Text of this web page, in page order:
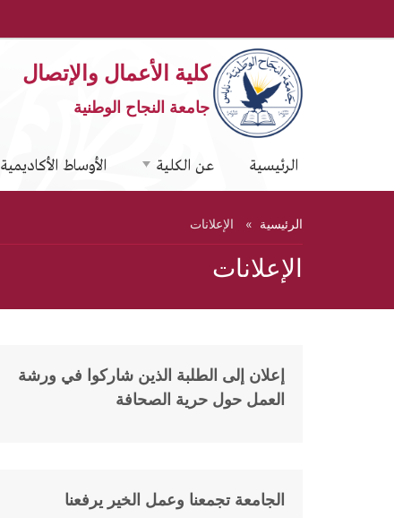
كلية الأعمال والإتصال
جامعة النجاح الوطنية
الرئيسية عن الكلية الأوساط الأكاديمية
الرئيسية الإعلانات
الإعلانات
23
نوفمبر
إعلان إلى الطلبة الذين شاركوا في ورشة
العمل حول حرية الصحافة
13
الجامعة تجمعنا وعمل الخير يرفعنا